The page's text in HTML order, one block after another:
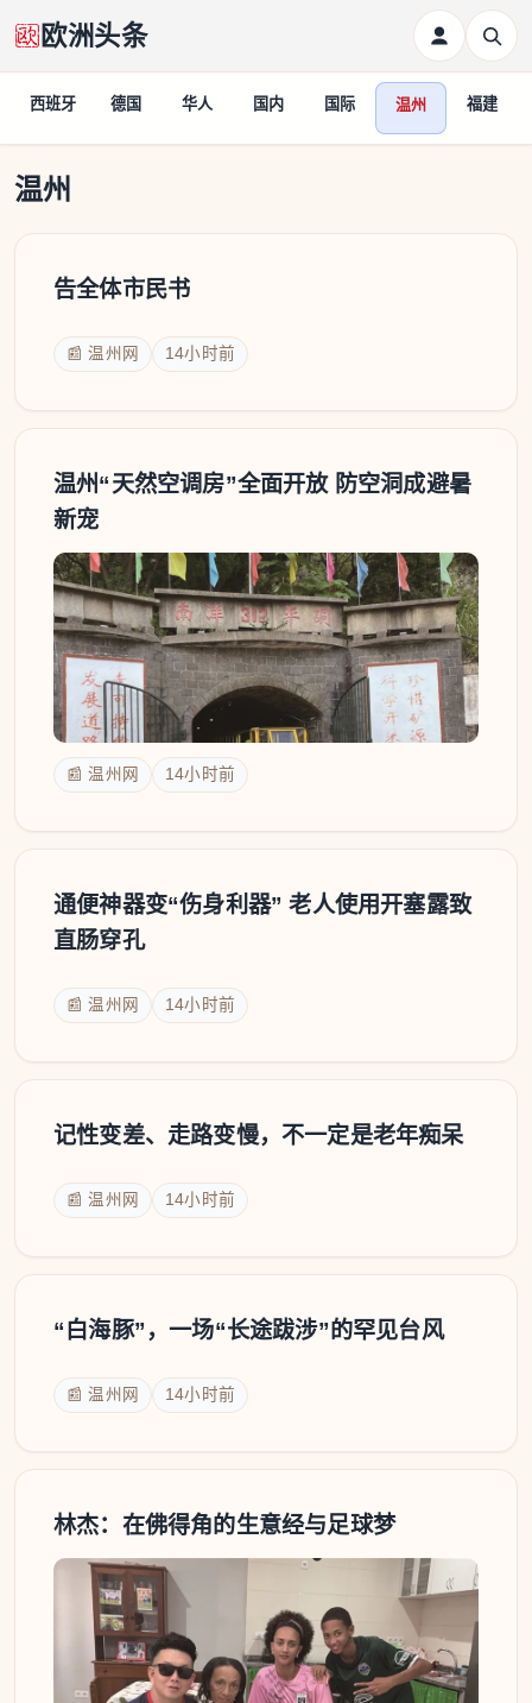
欧洲头条
西班牙 德国 华人 国内 国际 温州 福建
温州
温州
告全体市民书
📰 温州网 14小时前
温州“天然空调房”全面开放 防空洞成避暑
新宠
📰 温州网 14小时前
通便神器变“伤身利器” 老人使用开塞露致
直肠穿孔
📰 温州网 14小时前
记性变差、走路变慢，不一定是老年痴呆
📰 温州网 14小时前
“白海豚”，一场“长途跋涉”的罕见台风
📰 温州网 14小时前
林杰：在佛得角的生意经与足球梦